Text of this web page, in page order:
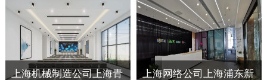
上海机械制造公司上海青 上海网络公司上海浦东新